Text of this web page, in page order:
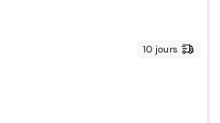
10 jours